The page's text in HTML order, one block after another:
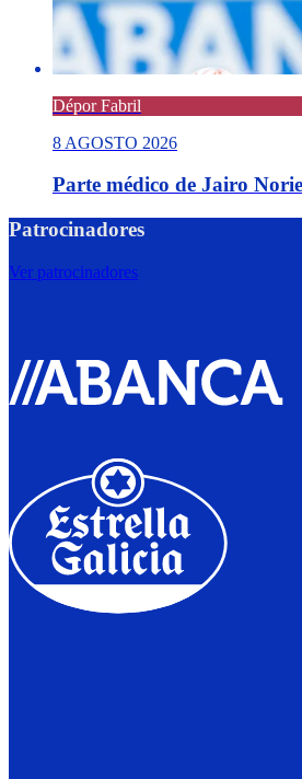
Dépor Fabril
8 AGOSTO 2026
Parte médico de Jairo
Patrocinadores
Ver patrocinadores